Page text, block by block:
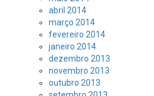
abril 2014
março 2014
fevereiro 2014
janeiro 2014
dezembro 2013
novembro 2013
outubro 2013